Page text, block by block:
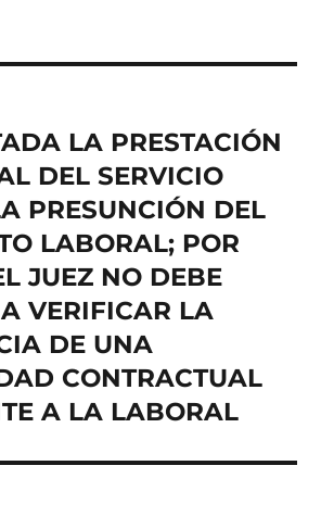
LA PRESTACIÓN
DEL SERVICIO
PRESUNCIÓN DEL
LABORAL; POR
JUEZ NO DEBE
VERIFICAR LA
DE UNA
CONTRACTUAL
A LA LABORAL